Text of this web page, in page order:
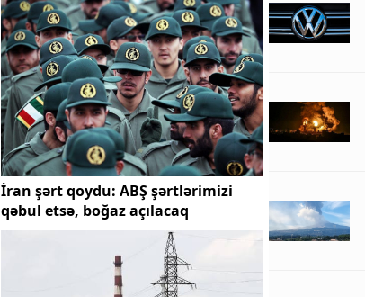
İran şərt qoydu: ABŞ şərtlərimizi
qəbul etsə, boğaz açılacaq